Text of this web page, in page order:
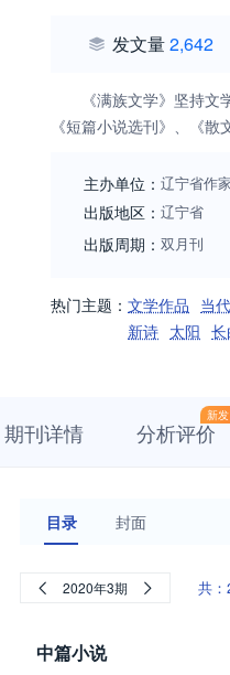
发文量2,642
《满族文学》坚持
《短篇小说选刊》、《
主办单位： 辽宁省作
出版地区： 辽宁省
出版周期： 双月刊
热门主题： 文学作品 当
新诗 太阳
期刊详情
新
分析评价
目录 封面
2020年3期 共：
中篇小说